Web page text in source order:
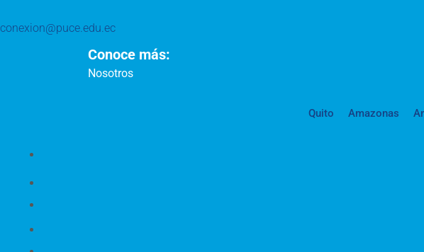
conexion@puce.edu.ec
Conoce más:
Nosotros
Quito Amazonas